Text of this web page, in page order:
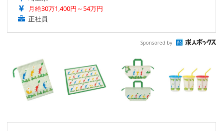
月給30万1,400円～54万円
正社員
Sponsored by